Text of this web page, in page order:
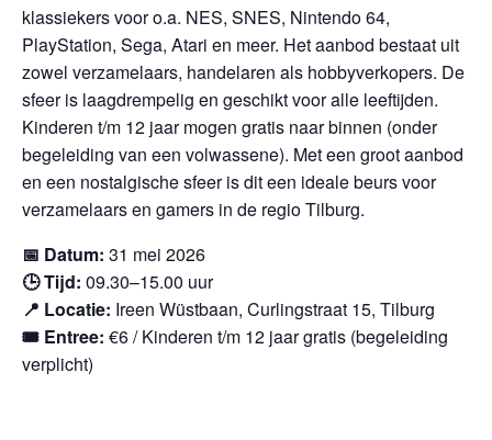
klassiekers voor o.a. NES, SNES, Nintendo 64,
PlayStation, Sega, Atari en meer. Het aanbod bestaat uit
zowel verzamelaars, handelaren als hobbyverkopers. De
sfeer is laagdrempelig en geschikt voor alle leeftijden.
Kinderen t/m 12 jaar mogen gratis naar binnen (onder
begeleiding van een volwassene). Met een groot aanbod
en een nostalgische sfeer is dit een ideale beurs voor
verzamelaars en gamers in de regio Tilburg.
📅 Datum: 31 mei 2026
🕒 Tijd: 09.30–15.00 uur
📍 Locatie: Ireen Wüstbaan, Curlingstraat 15, Tilburg
🎟️ Entree: €6 / Kinderen t/m 12 jaar gratis (begeleiding
verplicht)